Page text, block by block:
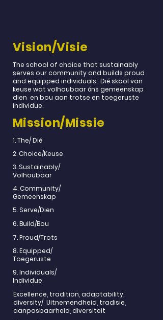
Vision/Visie
The school of choice that sustainably
serves our community and builds proud
and equipped individuals. Dié skool van
keuse wat volhoubaar óns gemeenskap
dien en bou aan trotse en toegeruste
individue.
Mission/Missie
1. The/ Dié
2. Choice/Keuse
3. Sustainably/
Volhoubaar
4. Community/
Gemeenskap
5. Serve/Dien
6. Build/Bou
7. Proud/Trots
8.Equipped/
Toegeruste
9. Individuals/
Individue
Excellence, tradition, adaptability,
diversity/ Uitnemendheid, tradisie,
aanpasbaarheid, diversiteit